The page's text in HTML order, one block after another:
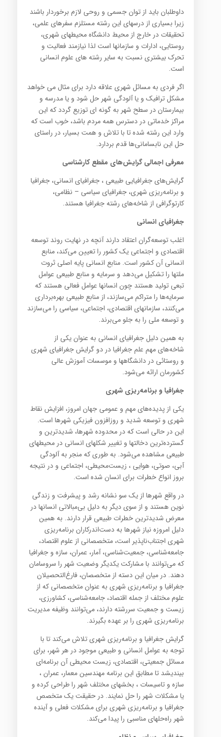
داوطلبان باید از توان جسمی و روحی لازم برخوردار باشند
زیرا بسیاری از درسهای این رشته مستلزم سفرهای علمی،
تحقیقات در خارج از محیط دانشگاه محیطهای شهری،
روستایی، ادارات و سازمانها است لذا نیازمند فعالیت و
تحرک بیشتری نسبت به سایر رشته های علوم انسانی
است.
اگر فردی به مسائل شهری علاقه دارد برای مثال می خواهد
مشکل ترافیک و یا آلودگی شهر حل شود و یا مدرسه و
بیمارستان در سطح شهر به گونه ای توزیع گردد که این
مراکز خدماتی در دسترس همه مردم باشد، خوب است که
وارد این رشته شده تا با تلاش و همت بسیار، در راستای
حل این نابسامانی‌ها قدم بردارد.
معرفی اجمالی گرایش‌های مقطع کارشناسی
گرایش‌های جغرافیایی طبیعی ، جغرافیای انسانی، جغرافیا
و برنامه‌ریزی شهری، جغرافیای سیاسی – نظامی،
کارتوگرافی از شاخه‌های رشته جغرافیا هستند.
جغرافیای انسانی
اغلب توسعه‌گران اعتقاد دارند آنچه در نهایت روند توسعه
اقتصادی و اجتماعی یک کشور را تعیین می‌کند، منابع
انسانی آن کشور است. منابع انسانی پایه اصلی ثروت
ملتها را تشکیل می‌دهد و سرمایه و منابع طبیعی عوامل
تبعی تولید هستند چون انسانها عوامل فعالی هستند که
سرمایه‌ها را متراکم می‌سازند، از منابع طبیعی بهره‌برداری
می‌کنند، سازمانهای اقتصادی، اجتماعی، سیاسی را می‌سازند
و توسعه ملی را به جلو می‌برند.
به همین دلیل جغرافیای انسانی به عنوان یکی از
شاخه‌های مهم علم جغرافیا در دو گرایش جغرافیای شهری
و روستائی در دانشگاهها و موسسات آموزش عالی
کشورمان ارائه می‌شود.
جغرافیا و برنامه‌ریزی شهری
یکی از پدیده‌های مهم و عمومی جهان امروز، افزایش نقاط
شهری و توسعه شدید و روزافزون فیزیکی شهرها است.
این در حالی است که در محدوده شهرها، شدیدترین و
گسترده‌ترین دخالتها و تغییر شکلهای انسانی در محیطهای
طبیعی مشاهده می‌شود. به طوری که منجر به آلودگی
آبی، صوتی، هوایی ، زیست‌محیطی، اجتماعی و در نتیجه
بروز انواع خطرات برای انسان شده است.
در واقع شهرها از یک سو نشانه رشد و پیشرفت و زندگی
نوین هستند و از سوی دیگر به دلیل بی‌مبالاتی انسانها در
معرض شدیدترین خطرات طبیعی قرار دارند. به همین
دلیل امروزه نیاز شهرها به دست‌اندرکاران برنامه‌ریزی
شهری اجتناب‌ناپذیر است، متخصصانی از علوم اقتصاد،
جامعه‌شناسی، جمعیت‌شناسی، آمار، عمران، سازه و جغرافیا
که می‌توانند با مشارکت یکدیگر وضعیت شهر را سروسامان
دهند. در میان این دسته از متخصصان، فارغ‌التحصیلان
جغرافیا و برنامه‌ریزی شهری به عنوان متخصصانی که از
علوم مختلف از جمله اقتصاد، جامعه‌شناسی، کشاورزی،
زیست و جمعیت سررشته دارند، می‌توانند وظیفه مدیریت
برنامه‌ریزی شهری را بر عهده بگیرند.
گرایش جغرافیا و برنامه‌ریزی شهری تلاش می‌کند تا با
توجه به عوامل انسانی و طبیعی موجود در هر شهر، برای
مسائل جمعیتی، اقتصادی، زیست محیطی آن برنامه‌ای
بیندیشد تا مطابق این برنامه مهندسین معمار، عمران ،
سازه و تاسیسات ، بخشهای مختلف شهر را طراحی کرده و
یا مشکلات شهر را حل نمایند. در حقیقت یک متخصص
جغرافیا و برنامه‌ریزی شهری برای مشکلات فعلی و آینده
شهر راه‌حلهای مناسبی را پیدا می‌کند.